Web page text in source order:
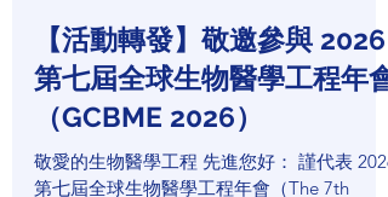
contacttsborga
5月15日
【活動轉發】敬邀參與 2026
第七屆全球生物醫學工程年會
（GCBME 2026）